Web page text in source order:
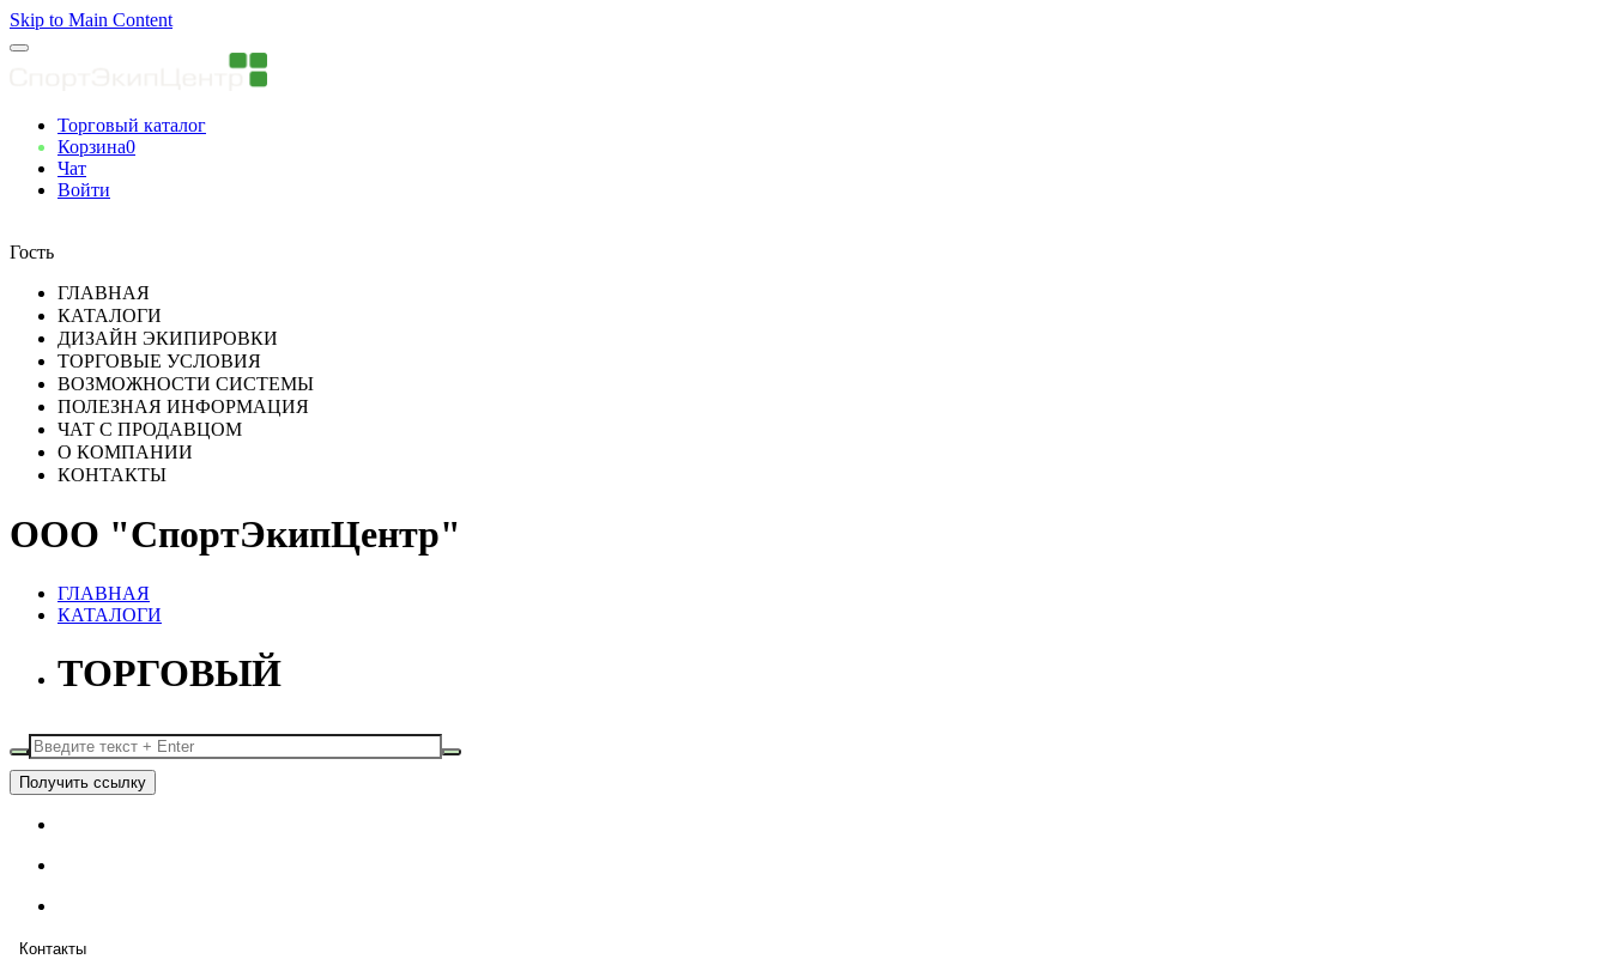
Skip to Main Content
Торговый каталог
Корзина0
Чат
Войти
Гость
ГЛАВНАЯ
КАТАЛОГИ
ДИЗАЙН ЭКИПИРОВКИ
ТОРГОВЫЕ УСЛОВИЯ
ВОЗМОЖНОСТИ СИСТЕМЫ
ПОЛЕЗНАЯ ИНФОРМАЦИЯ
ЧАТ С ПРОДАВЦОМ
О КОМПАНИИ
КОНТАКТЫ
ООО "СпортЭкипЦентр"
ГЛАВНАЯ
КАТАЛОГИ
ТОРГОВЫЙ
Получить ссылку
Контакты